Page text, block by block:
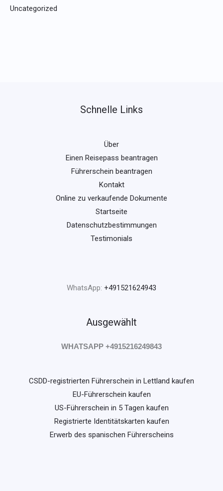
Uncategorized
Schnelle Links
Über
Einen Reisepass beantragen
Führerschein beantragen
Kontakt
Online zu verkaufende Dokumente
Startseite
Datenschutzbestimmungen
Testimonials
WhatsApp: +491521624943
Ausgewählt
WHATSAPP +4915216249843
CSDD-registrierten Führerschein in Lettland kaufen
EU-Führerschein kaufen
US-Führerschein in 5 Tagen kaufen
Registrierte Identitätskarten kaufen
Erwerb des spanischen Führerscheins